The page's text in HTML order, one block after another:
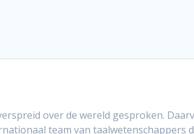
over de wereld gesproken.
team van taalwetenschappers